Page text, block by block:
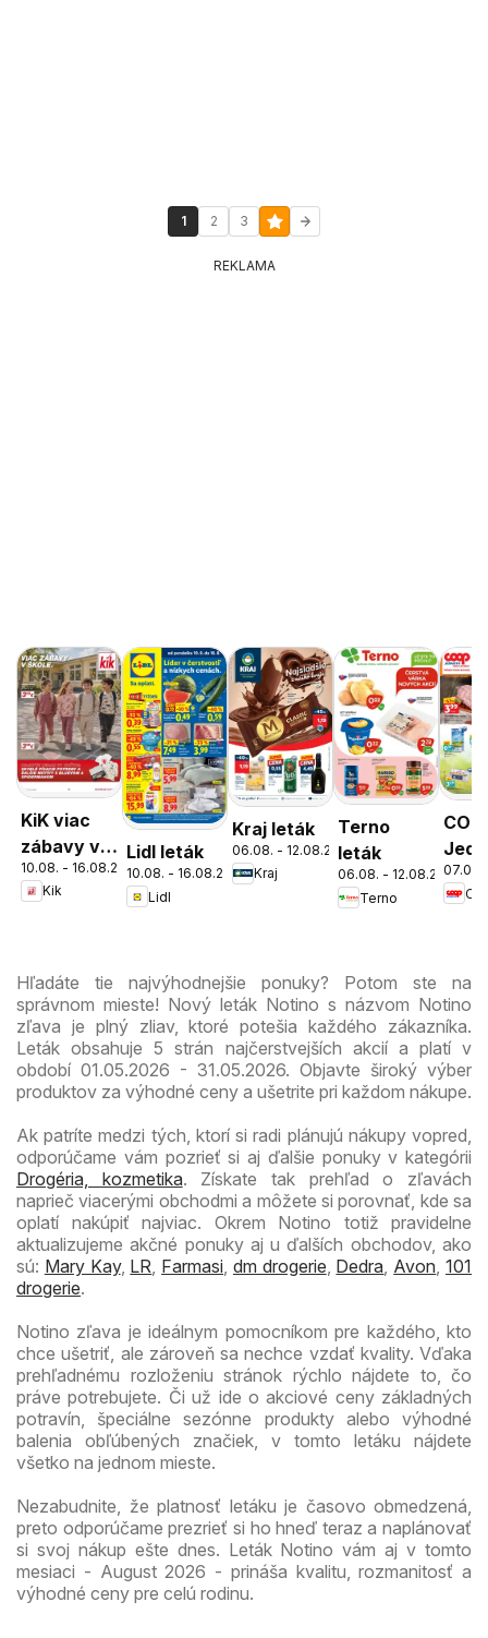
1 2 3
REKLAMA
KiK viac
zábavy v
škole
10.08. - 16.08.2026
Kik
Lidl leták
10.08. - 16.08.2026
Lidl
Kraj leták
06.08. - 12.08.2026
Kraj
Terno
leták
06.08. - 12.08.2026
Terno
cez
ešte
07.08.
Hľadáte tie najvýhodnejšie ponuky? Potom ste na
správnom mieste! Nový leták Notino s názvom Notino
zľava je plný zliav, ktoré potešia každého zákazníka.
Leták obsahuje 5 strán najčerstvejších akcií a platí v
období 01.05.2026 - 31.05.2026. Objavte široký výber
produktov za výhodné ceny a ušetrite pri každom nákupe.
Ak patríte medzi tých, ktorí si radi plánujú nákupy vopred,
odporúčame vám pozrieť si aj ďalšie ponuky v kategórii
Drogéria, kozmetika. Získate tak prehľad o zľavách
naprieč viacerými obchodmi a môžete si porovnať, kde sa
oplatí nakúpiť najviac. Okrem Notino totiž pravidelne
aktualizujeme akčné ponuky aj u ďalších obchodov, ako
sú: Mary Kay, LR, Farmasi, dm drogerie, Dedra, Avon,101
drogerie.
Notino zľava je ideálnym pomocníkom pre každého, kto
chce ušetriť, ale zároveň sa nechce vzdať kvality. Vďaka
prehľadnému rozloženiu stránok rýchlo nájdete to, čo
práve potrebujete. Či už ide o akciové ceny základných
potravín, špeciálne sezónne produkty alebo výhodné
balenia obľúbených značiek, v tomto letáku nájdete
všetko na jednom mieste.
Nezabudnite, že platnosť letáku je časovo obmedzená,
preto odporúčame prezrieť si ho hneď teraz a naplánovať
si svoj nákup ešte dnes. Leták Notino vám aj v tomto
mesiaci - August 2026 - prináša kvalitu, rozmanitosť a
výhodné ceny pre celú rodinu.